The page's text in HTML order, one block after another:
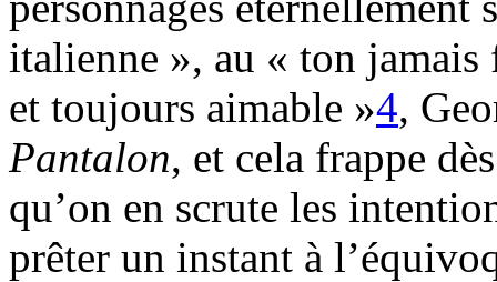
italienne », au « ton
et toujours aimable »4,
Pantalon, et cela frappe
qu’on en scrute les
prêter un instant à